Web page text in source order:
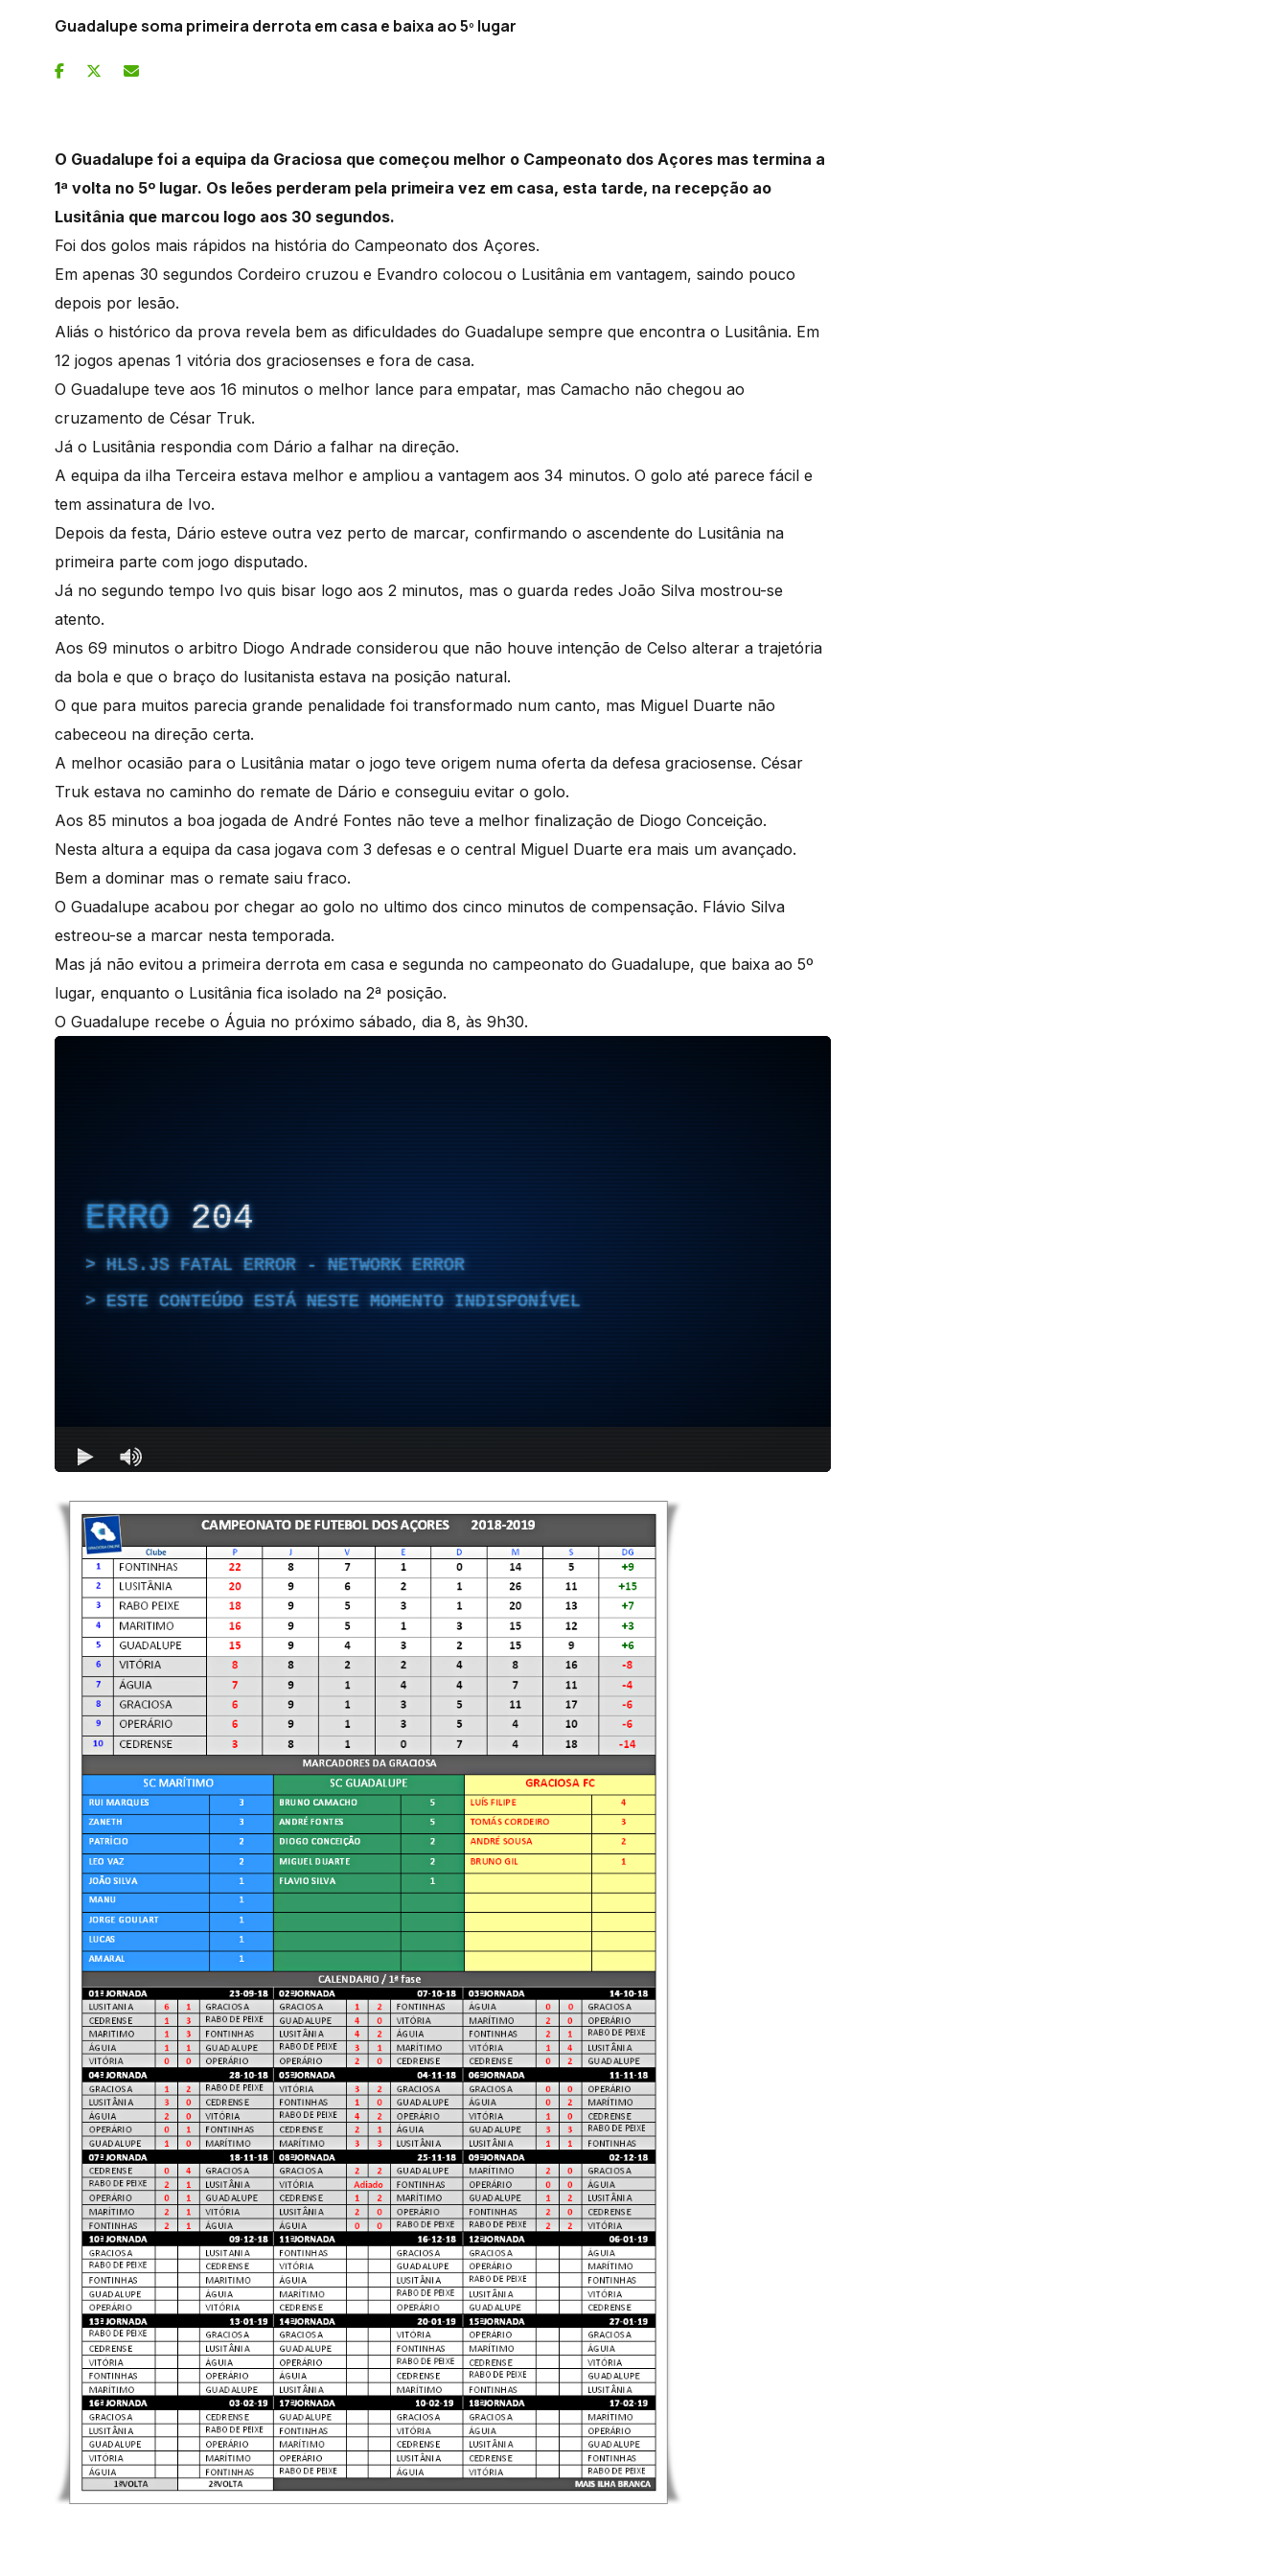
Guadalupe soma primeira derrota em casa e baixa ao 5º lugar
O Guadalupe foi a equipa da Graciosa que começou melhor o Campeonato dos Açores mas termina a
1ª volta no 5º lugar. Os leões perderam pela primeira vez em casa, esta tarde, na recepção ao
Lusitânia que marcou logo aos 30 segundos.
Foi dos golos mais rápidos na história do Campeonato dos Açores.
Em apenas 30 segundos Cordeiro cruzou e Evandro colocou o Lusitânia em vantagem, saindo pouco
depois por lesão.
Aliás o histórico da prova revela bem as dificuldades do Guadalupe sempre que encontra o Lusitânia. Em
12 jogos apenas 1 vitória dos graciosenses e fora de casa.
O Guadalupe teve aos 16 minutos o melhor lance para empatar, mas Camacho não chegou ao
cruzamento de César Truk.
Já o Lusitânia respondia com Dário a falhar na direção.
A equipa da ilha Terceira estava melhor e ampliou a vantagem aos 34 minutos. O golo até parece fácil e
tem assinatura de Ivo.
Depois da festa, Dário esteve outra vez perto de marcar, confirmando o ascendente do Lusitânia na
primeira parte com jogo disputado.
Já no segundo tempo Ivo quis bisar logo aos 2 minutos, mas o guarda redes João Silva mostrou-se
atento.
Aos 69 minutos o arbitro Diogo Andrade considerou que não houve intenção de Celso alterar a trajetória
da bola e que o braço do lusitanista estava na posição natural.
O que para muitos parecia grande penalidade foi transformado num canto, mas Miguel Duarte não
cabeceou na direção certa.
A melhor ocasião para o Lusitânia matar o jogo teve origem numa oferta da defesa graciosense. César
Truk estava no caminho do remate de Dário e conseguiu evitar o golo.
Aos 85 minutos a boa jogada de André Fontes não teve a melhor finalização de Diogo Conceição.
Nesta altura a equipa da casa jogava com 3 defesas e o central Miguel Duarte era mais um avançado.
Bem a dominar mas o remate saiu fraco.
O Guadalupe acabou por chegar ao golo no ultimo dos cinco minutos de compensação. Flávio Silva
estreou-se a marcar nesta temporada.
Mas já não evitou a primeira derrota em casa e segunda no campeonato do Guadalupe, que baixa ao 5º
lugar, enquanto o Lusitânia fica isolado na 2ª posição.
O Guadalupe recebe o Águia no próximo sábado, dia 8, às 9h30.